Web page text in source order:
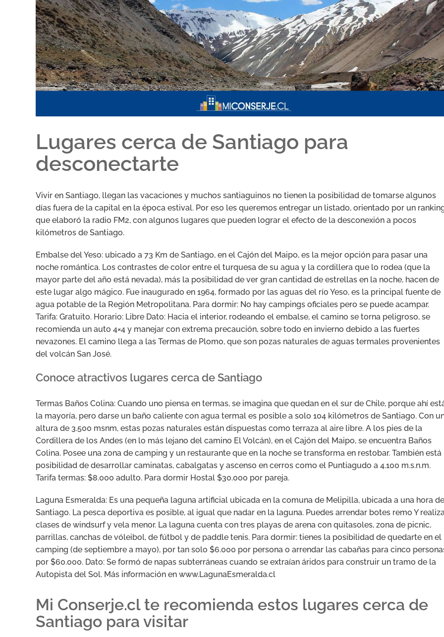
Lugares cerca de Santiago para
desconectarte
Vivir en Santiago, llegan las vacaciones y muchos santiaguinos no tienen la posibilidad de tomarse algunos
días fuera de la capital en la época estival. Por eso les queremos entregar un listado, orientado por un
que elaboró la radio FM2, con algunos lugares que pueden lograr el efecto de la desconexión a pocos
kilómetros de Santiago.
Embalse del Yeso: ubicado a 73 Km de Santiago, en el Cajón del Maipo, es la mejor opción para pasar una
noche romántica. Los contrastes de color entre el turquesa de su agua y la cordillera que lo rodea (que la
mayor parte del año está nevada), más la posibilidad de ver gran cantidad de estrellas en la noche, hacen de
este lugar algo mágico. Fue inaugurado en 1964, formado por las aguas del río Yeso, es la principal fuente de
agua potable de la Región Metropolitana. Para dormir: No hay campings oficiales pero se puede acampar.
Tarifa: Gratuito. Horario: Libre Dato: Hacia el interior, rodeando el embalse, el camino se torna peligroso, se
recomienda un auto 4×4 y manejar con extrema precaución, sobre todo en invierno debido a las fuertes
nevazones. El camino llega a las Termas de Plomo, que son pozas naturales de aguas termales provenientes
del volcán San José.
Conoce atractivos lugares cerca de Santiago
Termas Baños Colina: Cuando uno piensa en termas, se imagina que quedan en el sur de Chile, porque ahí
la mayoría, pero darse un baño caliente con agua termal es posible a solo 104 kilómetros de Santiago. Con
altura de 3.500 msnm, estas pozas naturales están dispuestas como terraza al aire libre. A los pies de la
Cordillera de los Andes (en lo más lejano del camino El Volcán), en el Cajón del Maipo, se encuentra Baños
Colina. Posee una zona de camping y un restaurante que en la noche se transforma en restobar. También está
posibilidad de desarrollar caminatas, cabalgatas y ascenso en cerros como el Puntiagudo a 4.100 m.s.n.m.
Tarifa termas: $8.000 adulto. Para dormir Hostal $30.000 por pareja.
Laguna Esmeralda: Es una pequeña laguna artificial ubicada en la comuna de Melipilla, ubicada a una hora de
Santiago. La pesca deportiva es posible, al igual que nadar en la laguna. Puedes arrendar botes remo Y
clases de windsurf y vela menor. La laguna cuenta con tres playas de arena con quitasoles, zona de picnic,
parrillas, canchas de vóleibol, de fútbol y de paddle tenis. Para dormir: tienes la posibilidad de quedarte en el
camping (de septiembre a mayo), por tan solo $6.000 por persona o arrendar las cabañas para cinco
por $60.000. Dato: Se formó de napas subterráneas cuando se extraían áridos para construir un tramo de la
Autopista del Sol. Más información en www.LagunaEsmeralda.cl
Mi Conserje.cl te recomienda estos lugares cerca de
Santiago para visitar